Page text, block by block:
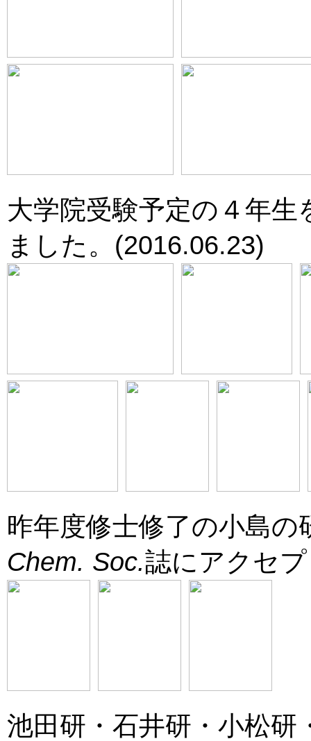
大学院受験予定の４年
ました。(2016.06.23)
昨年度修士修了の小島
Chem. Soc.誌にアクセ
池田研・石井研・小松研